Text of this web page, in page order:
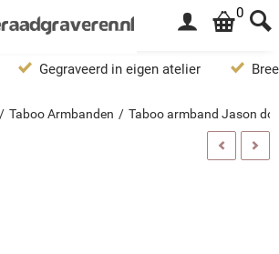
0
Gegraveerd in eigen atelier
/ Taboo Armbanden / Taboo armband Jason